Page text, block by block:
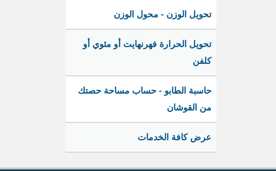
تحويل الوزن - محول الوزن
تحويل الحرارة فهرنهايت أو مئوي أو
كلفن
حاسبة الطابو - حساب مساحة حصتك
من القوشان
عرض كافة الخدمات